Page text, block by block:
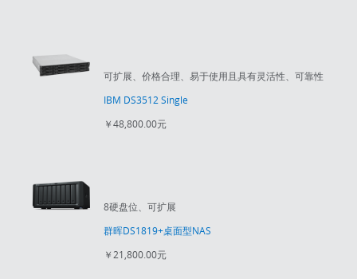
可扩展、价格合理、易于使用且具有灵活性、可靠性
IBM DS3512 Single
￥48,800.00元
8硬盘位、可扩展
群晖DS1819+桌面型NAS
￥21,800.00元